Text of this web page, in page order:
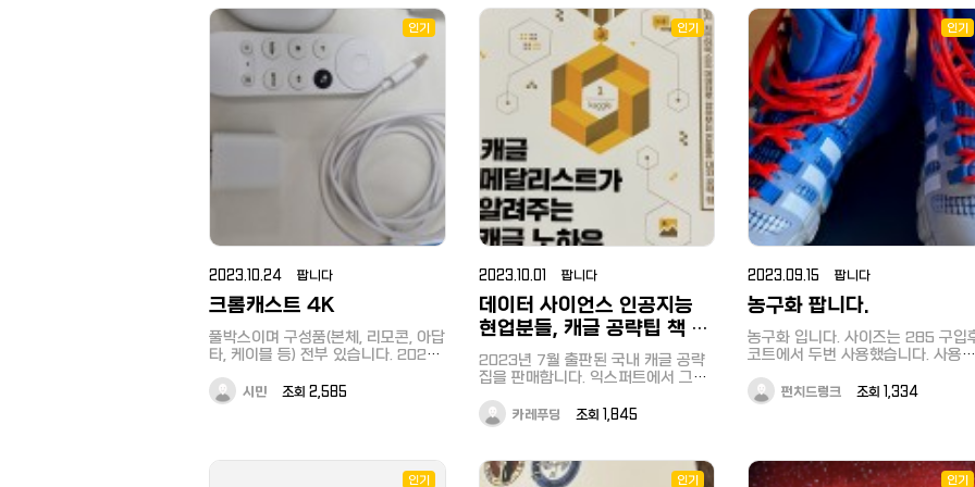
인기
2023.10.24 팝니다
크롬캐스트 4K
풀박스이며 구성품(본체, 리모콘, 아답
타, 케이블 등) 전부 있습니다. 2022
나 정상작동합니다. 택배비 포함
3600엔, 직거래(大岡山駅 혹은 大井
카오톡 ngh2780 / 전화번호
시민 조회 2,585
인기
2023.10.01 팝니다
데이터 사이언스 인공지능
현업분들, 캐글 공략팁 책 판
매합니다.
2023년 7월 출판된 국내 캐글 공략
집을 판매합니다. 익스퍼트에서 그랜
들이 공략을 차근차근 알기 쉽게 설명
하고 있습니다.
bookcode=BN003808&amp;perdevice=pc
더러움, 구김, 재단 등 일절 없는 새책
카레푸딩 조회 1,845
인기
2023.09.15 팝니다
농구화 팝니다.
농구화 입니다. 사이즈는 285 구입
코트에서 두번 사용했습니다. 사용할
5000엔에 판매하고싶습니다.
펀치드렁크 조회 1,334
인기 인기 인기